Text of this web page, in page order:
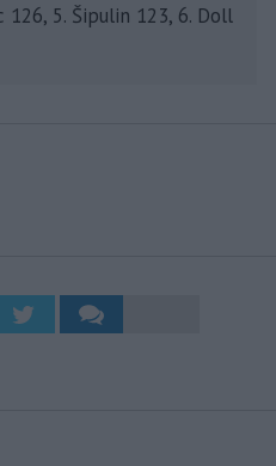
126, 5. Šipulin 123, 6. Doll